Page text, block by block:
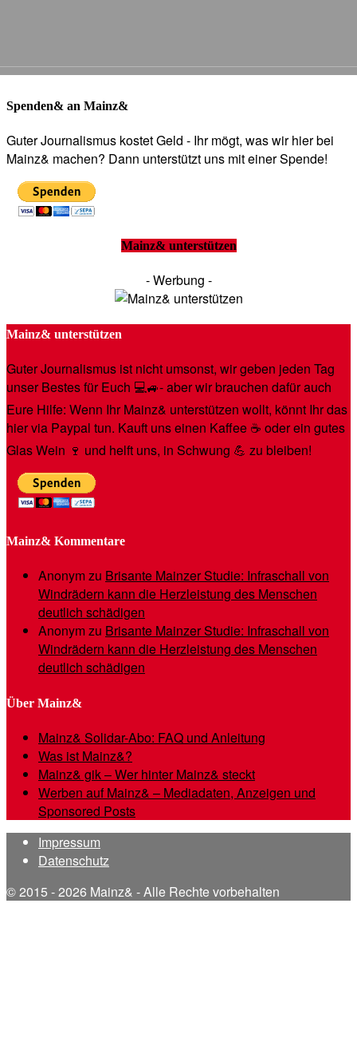
Spenden& an Mainz&
Guter Journalismus kostet Geld - Ihr mögt, was wir hier bei
Mainz& machen? Dann unterstützt uns mit einer Spende!
Mainz& unterstützen
- Werbung -
Mainz& unterstützen
Guter Journalismus ist nicht umsonst, wir geben jeden Tag
unser Bestes für Euch 💻🚙- aber wir brauchen dafür auch
Eure Hilfe: Wenn Ihr Mainz& unterstützen wollt, könnt Ihr das
hier via Paypal tun. Kauft uns einen Kaffee ☕️ oder ein gutes
Glas Wein 🍷 und helft uns, in Schwung 💪 zu bleiben!
Mainz& Kommentare
Anonymzu Brisante Mainzer Studie: Infraschall von
Windrädern kann die Herzleistung des Menschen
deutlich schädigen
Anonymzu Brisante Mainzer Studie: Infraschall von
Windrädern kann die Herzleistung des Menschen
deutlich schädigen
Über Mainz&
Mainz& Solidar-Abo: FAQ und Anleitung
Was ist Mainz&?
Mainz& gik – Wer hinter Mainz& steckt
Werben auf Mainz& – Mediadaten, Anzeigen und
Sponsored Posts
Impressum
Datenschutz
© 2015 - 2026 Mainz& - Alle Rechte vorbehalten